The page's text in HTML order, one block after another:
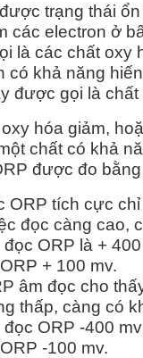
trạng thái
các electron ở
là các chất oxy
có khả năng
được gọi là
hóa giảm,
chất có khả
được đo
ORP tích cực
đọc càng cao,
đọc ORP là +
+ 100 mv.
âm đọc cho
thấp, càng có
đọc ORP -400
-100 mv.